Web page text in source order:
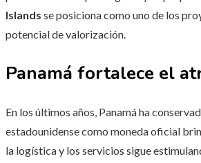
Islands se posiciona como uno de los
potencial de valorización.
Panamá fortalece el
En los últimos años, Panamá ha
estadounidense como moneda oficial
la logística y los servicios sigue